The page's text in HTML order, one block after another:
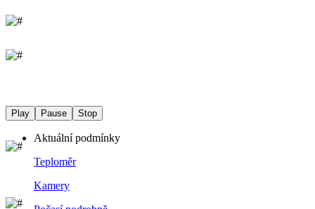
Play Pause Stop
Aktuální podmínky
Teploměr
Kamery